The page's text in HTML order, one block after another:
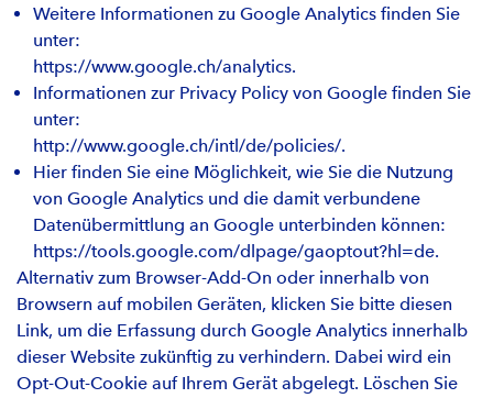
Weitere Informationen zu Google Analytics finden Sie
unter:
https://www.google.ch/analytics.
Informationen zur Privacy Policy von Google finden Sie
unter:
http://www.google.ch/intl/de/policies/.
Hier finden Sie eine Möglichkeit, wie Sie die Nutzung
von Google Analytics und die damit verbundene
Datenübermittlung an Google unterbinden können:
https://tools.google.com/dlpage/gaoptout?hl=de.
Alternativ zum Browser-Add-On oder innerhalb von
Browsern auf mobilen Geräten, klicken Sie bitte diesen
Link, um die Erfassung durch Google Analytics innerhalb
dieser Website zukünftig zu verhindern. Dabei wird ein
Opt-Out-Cookie auf Ihrem Gerät abgelegt. Löschen Sie